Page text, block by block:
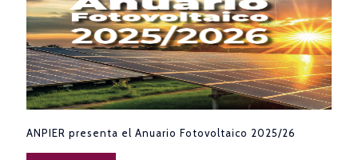
ANPIER presenta el Anuario Fotovoltaico 2025/26